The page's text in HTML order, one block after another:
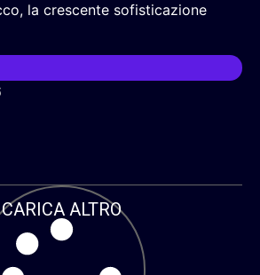
la crescente sofisticazione
CARICA ALTRO